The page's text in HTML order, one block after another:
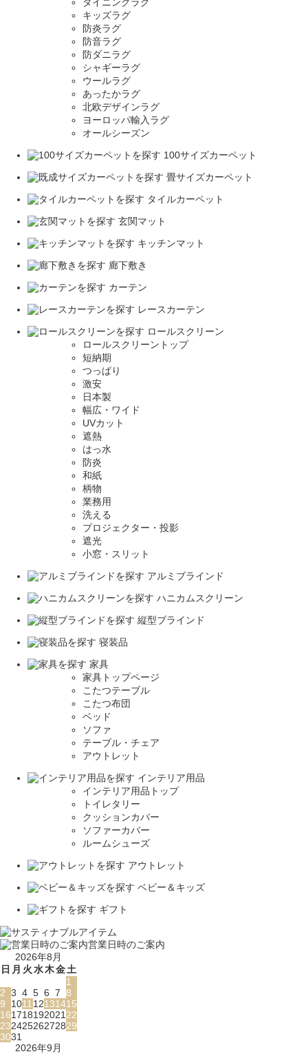
ダイニングラグ
キッズラグ
防炎ラグ
防音ラグ
防ダニラグ
シャギーラグ
ウールラグ
あったかラグ
北欧デザインラグ
ヨーロッパ輸入ラグ
オールシーズン
100サイズカーペット
畳サイズカーペット
タイルカーペット
玄関マット
キッチンマット
廊下敷き
カーテン
レースカーテン
ロールスクリーン
ロールスクリーントップ
短納期
つっぱり
激安
日本製
幅広・ワイド
UVカット
遮熱
はっ水
防炎
和紙
柄物
業務用
洗える
プロジェクター・投影
遮光
小窓・スリット
アルミブラインド
ハニカムスクリーン
縦型ブラインド
寝装品
家具
家具トップページ
こたつテーブル
こたつ布団
ベッド
ソファ
テーブル・チェア
アウトレット
インテリア用品
インテリア用品トップ
トイレタリー
クッションカバー
ソファーカバー
ルームシューズ
アウトレット
ベビー＆キッズ
ギフト
営業日時のご案内
2026年8月
日 月 火水木金土
1
2 3 4 5 6 7 8
9
101112131415
16171819202122
23242526272829
3031
2026年9月